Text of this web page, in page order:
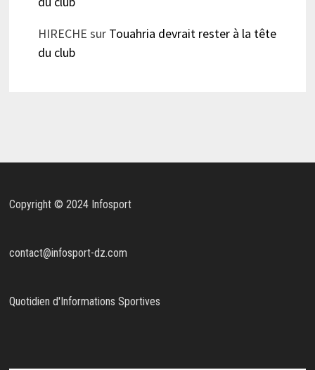
HIRECHE sur Touahria devrait rester à la tête
du club
Copyright © 2024 Infosport
contact@infosport-dz.com
Quotidien d'Informations Sportives